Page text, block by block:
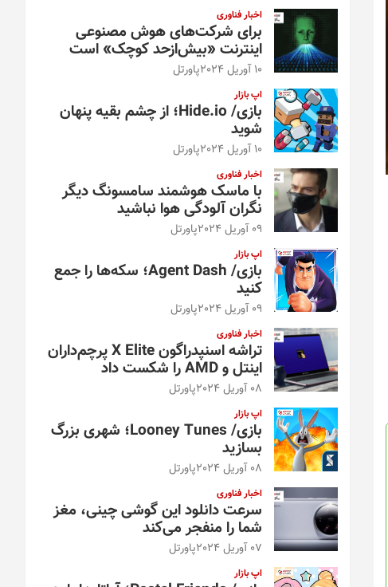
اخبار فناوری
برای شرکت‌های هوش مصنوعی
اینترنت «بیش‌از‌حد کوچک» است
10 آوریل 2024 پاورتل
اپ بازار
بازی/ Hide.io؛ از چشم بقیه پنهان
شوید
10 آوریل 2024 پاورتل
اخبار فناوری
با ماسک هوشمند سامسونگ دیگر
نگران آلودگی هوا نباشید
09 آوریل 2024 پاورتل
اپ بازار
بازی/ Agent Dash؛ سکه‌ها را جمع
کنید
09 آوریل 2024 پاورتل
اخبار فناوری
تراشه اسنپدراگون X Elite پرچم‌داران
اینتل و AMD را شکست داد
08 آوریل 2024 پاورتل
اپ بازار
بازی/ Looney Tunes؛ شهری بزرگ
بسازید
08 آوریل 2024 پاورتل
اخبار فناوری
سرعت دانلود این گوشی چینی، مغز
شما را منفجر می‌کند
07 آوریل 2024 پاورتل
اپ بازار